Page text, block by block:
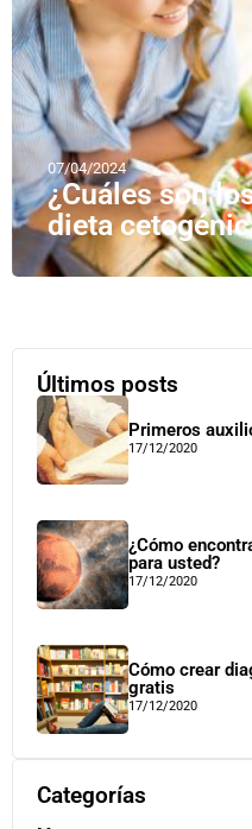
07/04/2024
¿Cuáles son
dieta
Últimos posts
Primeros
17/12/2020
¿Cómo
para usted?
17/12/2020
Cómo crear
gratis
17/12/2020
Categorías